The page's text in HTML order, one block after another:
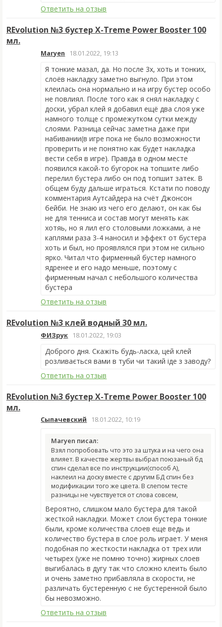
Ответить на отзыв
REvolution №3 бустер X-Treme Power Booster 100
мл.
Maryen 18.01.2022, 19:13
Я тонкие мазал, да. Но после 3х, хоть и тонких,
слоёв накладку заметно выгнуло. При этом
клеилась она нормально и на игру бустер особо
не повлиял. После того как я снял накладку с
доски, убрал клей я добавил ещё два слоя уже
намного толще с промежутком сутки между
слоями. Разница сейчас заметна даже при
набивании(в игре пока не было возможности
проверить и не понятно как будет накладка
вести себя в игре). Правда в одном месте
появился какой-то бугорок на топшите либо
перелил бустера либо он под топшит затек. В
общем буду дальше играться. Кстати по поводу
комментария Аутсайдера на счёт Джонсон
бейби. Не знаю из чего его делают, он как бы
не для тенниса и состав могут менять как
хотяь, но я лил его столовыми ложками, а не
каплями раза 3-4 наносил и эффект от бустера
хоть и был, но проявлялся при этом не сильно
ярко. Читал что фирменный бустер намного
ядренее и его надо меньше, поэтому с
фирменным начал с небольшого количества
бустера
Ответить на отзыв
REvolution №3 клей водный 30 мл.
ФИЗрук 18.01.2022, 19:03
Доброго дня. Скажіть будь-ласка, цей клей
розливається вами в туби чи такий іде з заводу?
Ответить на отзыв
REvolution №3 бустер X-Treme Power Booster 100
мл.
Сыпачевский 18.01.2022, 10:19
Maryen писал:
Взял попробовать что это за штука и на чего она
влияет. В качестве жертвы выбрал поюзаный бд
спин сделал все по инструкции(способ А),
наклеил на доску вместе с другим БД спин без
модификации того же цвета. В слепом тесте
разницы не чувствуется от слова совсем,
Вероятно, слишком мало бустера для такой
жесткой накладки. Может слои бустера тонкие
были, кроме количества слоев еще ведь и
количество бустера в слое роль играет. У меня
подобная по жесткости накладка от трех или
четырех (уже не помню точно) жирных слоев
выгибалась в дугу так что сложно клеить было
и очень заметно прибавляла в скорости, не
различать бустеренную с не бустеренной было
бы невозможно.
Ответить на отзыв